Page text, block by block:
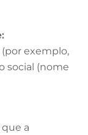
exemplo,
social (nome
a